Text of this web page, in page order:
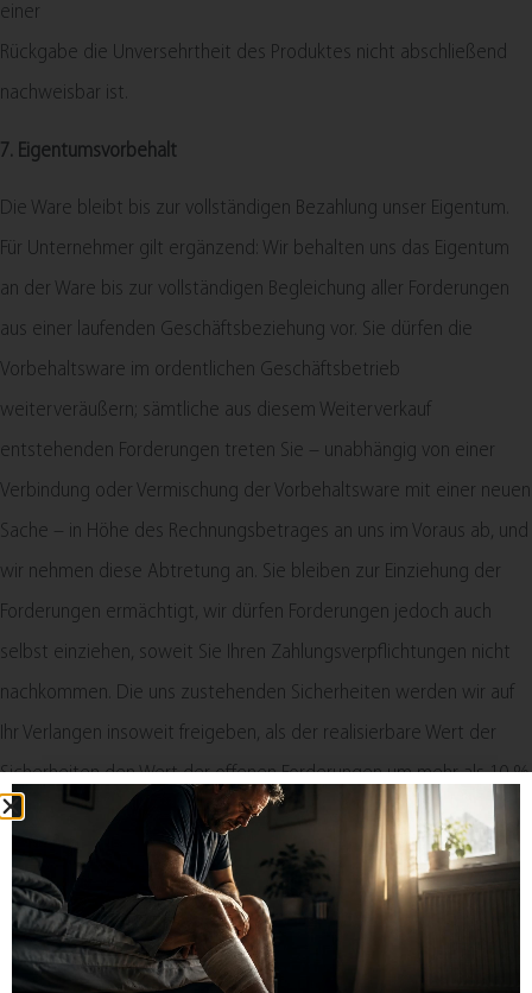
einer
Rückgabe die Unversehrtheit des Produktes nicht abschließend
nachweisbar ist.
7. Eigentumsvorbehalt​​​​​​​
Die Ware bleibt bis zur vollständigen Bezahlung unser Eigentum.
Für Unternehmer gilt ergänzend: Wir behalten uns das Eigentum
an der Ware bis zur vollständigen Begleichung aller Forderungen
aus einer laufenden Geschäftsbeziehung vor. Sie dürfen die
Vorbehaltsware im ordentlichen Geschäftsbetrieb
weiterveräußern; sämtliche aus diesem Weiterverkauf
entstehenden Forderungen treten Sie – unabhängig von einer
Verbindung oder Vermischung der Vorbehaltsware mit einer neuen
Sache – in Höhe des Rechnungsbetrages an uns im Voraus ab, und
wir nehmen diese Abtretung an. Sie bleiben zur Einziehung der
Forderungen ermächtigt, wir dürfen Forderungen jedoch auch
selbst einziehen, soweit Sie Ihren Zahlungsverpflichtungen nicht
nachkommen. Die uns zustehenden Sicherheiten werden wir auf
Ihr Verlangen insoweit freigeben, als der realisierbare Wert der
Sicherheiten den Wert der offenen Forderungen um mehr als 10 %
übersteigt.
8. Transportschäden​​​​​​​
Für Verbraucher gilt: Werden Waren mit offensichtlichen
Transportschäden angeliefert, so reklamieren Sie solche Fehler